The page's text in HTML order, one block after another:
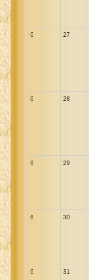
6 27
6 28
6 29
6 30
6 31